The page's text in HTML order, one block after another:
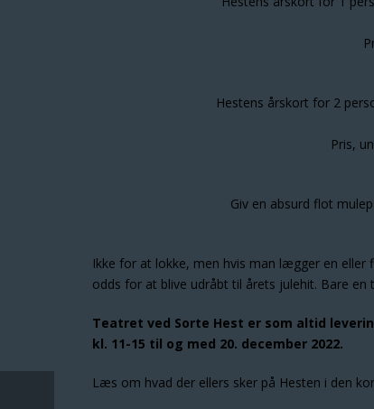
Hestens årskort for 2
Pris,
Giv en absurd flot
Ikke for at lokke, men hvis man lægger en
odds for at blive udråbt til årets julehit. Bare en
Teatret ved Sorte Hest er som altid
kl. 11-15 til og med 20. december 2022.
Læs om hvad der ellers sker på Hesten i den